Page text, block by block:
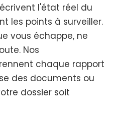
l'état réel du
les points à surveiller.
vous échappe, ne
Nos
chaque rapport
des documents ou
dossier soit